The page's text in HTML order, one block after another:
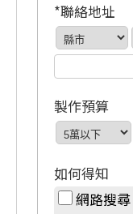
*聯絡地址
製作預算
如何得知
網路搜尋